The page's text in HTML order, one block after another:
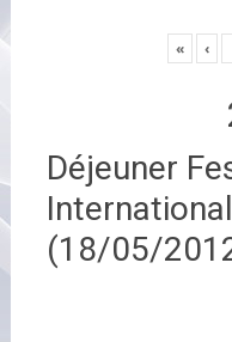
« ‹
Déjeuner
(18/05/